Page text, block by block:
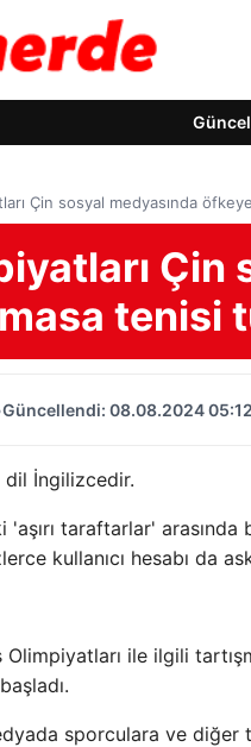
Çin sosyal medyasında
Çin
tenisi
Güncellendi: 08.08.2024 05:12
dil İngilizcedir.
'aşırı taraftarlar'
kullanıcı hesabı da
ile ilgili
sporculara ve diğer